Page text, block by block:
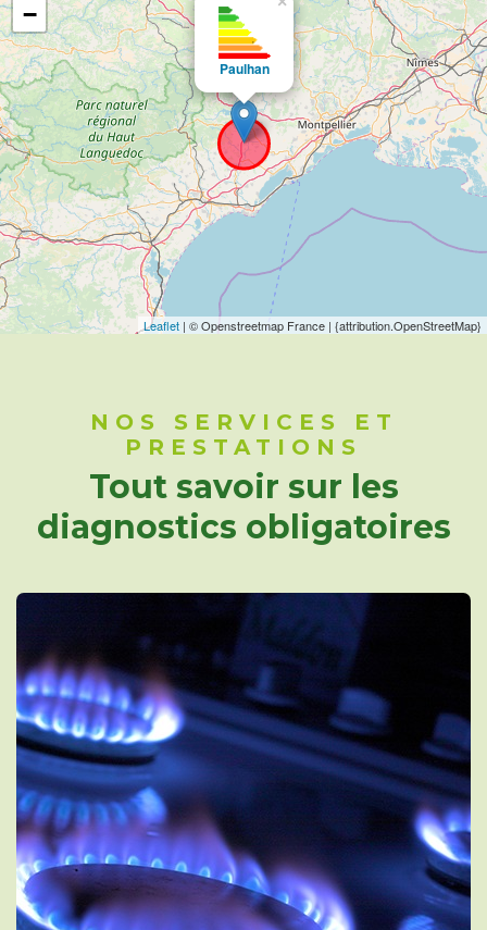
Paulhan
−
Leaflet | © Openstreetmap France | {attribution.OpenStreetMap}
NOS SERVICES ET
PRESTATIONS
Tout savoir sur les
diagnostics obligatoires